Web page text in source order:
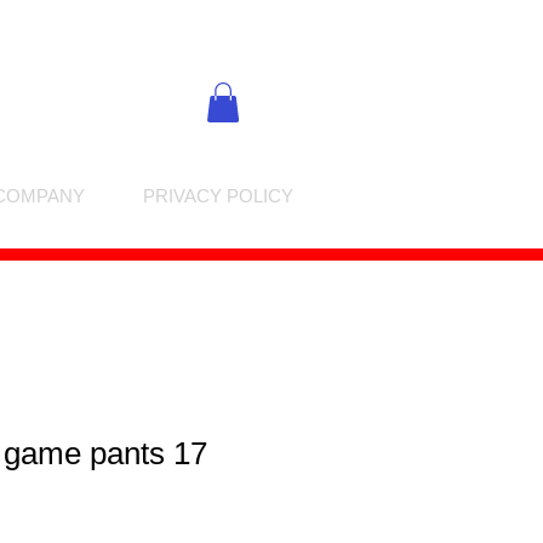
PRIVACY POLICY
pants 17